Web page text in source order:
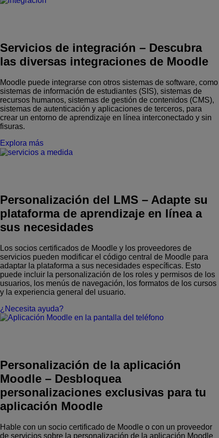
Servicios de integración – Descubra
las diversas integraciones de Moodle
Moodle puede integrarse con otros sistemas de software, como
sistemas de información de estudiantes (SIS), sistemas de
recursos humanos, sistemas de gestión de contenidos (CMS),
sistemas de autenticación y aplicaciones de terceros, para
crear un entorno de aprendizaje en línea interconectado y sin
fisuras.
Explora más
Personalización del LMS – Adapte su
plataforma de aprendizaje en línea a
sus necesidades
Los socios certificados de Moodle y los proveedores de
servicios pueden modificar el código central de Moodle para
adaptar la plataforma a sus necesidades específicas. Esto
puede incluir la personalización de los roles y permisos de los
usuarios, los menús de navegación, los formatos de los cursos
y la experiencia general del usuario.
¿Necesita ayuda?
Personalización de la aplicación
Moodle – Desbloquea
personalizaciones exclusivas para tu
aplicación Moodle
Hable con un socio certificado de Moodle o con un proveedor
de servicios sobre la personalización de la aplicación Moodle